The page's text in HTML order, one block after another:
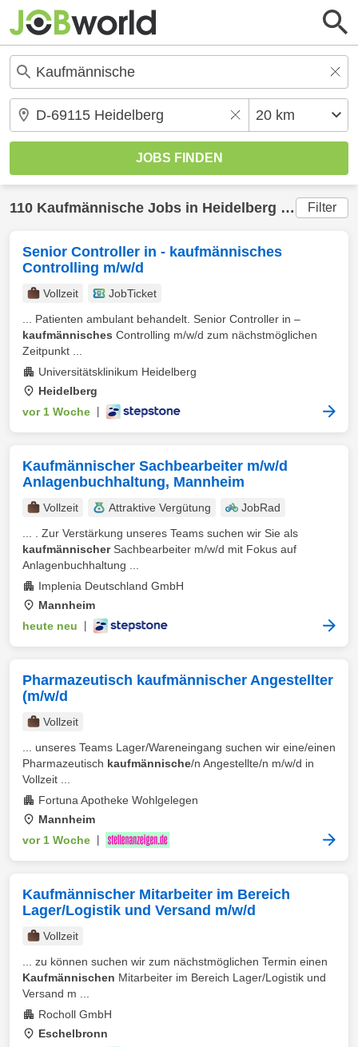
110 Kaufmännische Jobs in Heidelberg Filter
Senior Controller in - kaufmännisches
Controlling m/w/d
Vollzeit
JobTicket
... Patienten ambulant behandelt. Senior Controller in –
kaufmännisches Controlling m/w/d zum nächstmöglichen
Zeitpunkt ...
Universitätsklinikum Heidelberg
Heidelberg
vor 1 Woche
Kaufmännischer Sachbearbeiter m/w/d
Anlagenbuchhaltung, Mannheim
Vollzeit Attraktive Vergütung
JobRad
... . Zur Verstärkung unseres Teams suchen wir Sie als
kaufmännischerSachbearbeiter m/w/d mit Fokus auf
Anlagenbuchhaltung ...
Implenia Deutschland GmbH
Mannheim
heute neu
Pharmazeutisch kaufmännischer Angestellter
(m/w/d
Vollzeit
... unseres Teams Lager/Wareneingang suchen wir eine/einen
Pharmazeutisch kaufmännische/n Angestellte/n m/w/d in
Vollzeit ...
Fortuna Apotheke Wohlgelegen
Mannheim
vor 1 Woche
Kaufmännischer Mitarbeiter im Bereich
Lager/Logistik und Versand m/w/d
Vollzeit
... zu können suchen wir zum nächstmöglichen Termin einen
Kaufmännischen Mitarbeiter im Bereich Lager/Logistik und
Versand m ...
Rocholl GmbH
Eschelbronn